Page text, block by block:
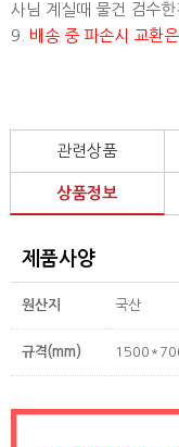
사님 계실때 물건 검수
9. 배송 중 파손시 교환
관련상품
상품정보
제품사양
원산지 국산
규격(mm)